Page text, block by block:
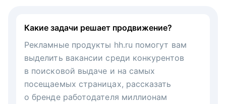
Какие задачи решает продвижение?
Рекламные продукты hh.ru помогут вам
выделить вакансии среди конкурентов
в поисковой выдаче и на самых
посещаемых страницах, рассказать
о бренде работодателя миллионам